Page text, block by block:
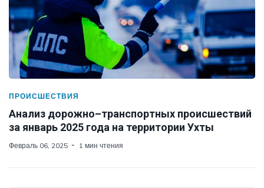
ПРОИСШЕСТВИЯ
Анализ дорожно–транспортных происшествий
за январь 2025 года на территории Ухты
Февраль 06, 2025 1 мин чтения